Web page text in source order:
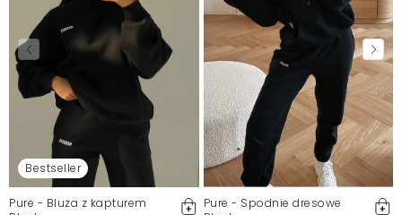
Bestseller
Pure - Bluza z kapturem
Pure - Spodnie dresowe